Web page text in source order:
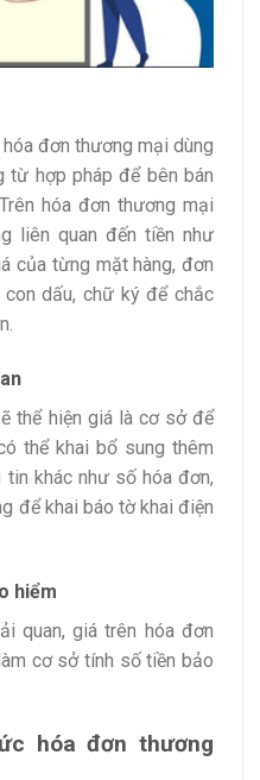
đơn thương mại dùng
từ hợp pháp để bên bán
hóa đơn thương mại
liên quan đến tiền như
của từng mặt hàng, đơn
dấu, chữ ký để chắc
thể hiện giá là cơ sở để
thể khai bổ sung thêm
khác như số hóa đơn,
để khai báo tờ khai điện
hiểm
quan, giá trên hóa đơn
cơ sở tính số tiền bảo
hóa đơn thương